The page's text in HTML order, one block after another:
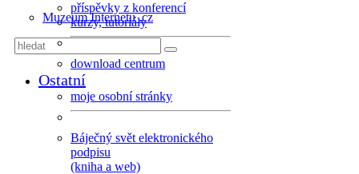
Muzeum Internetu .cz
příspěvky z konferencí
kurzy, tutoriály
download centrum
Ostatní
moje osobní stránky
Báječný svět elektronického
podpisu
(kniha a web)